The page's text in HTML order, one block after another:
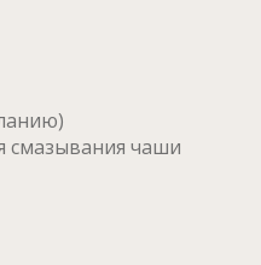
смазывания чаши